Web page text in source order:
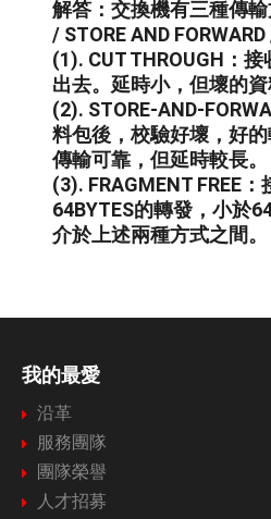
解答：交換機有三種傳
/ STORE AND
(1). CUT THROUGH：
出去。延時小，但壞的資
(2). STORE-AND-
料包後，校驗好壞，好的
傳輸可靠，但延時較長。
(3). FRAGMENT FREE
64BYTES的轉發，小於
介於上述兩種方式之間。
我的最愛
沿革
服務團隊
團隊榮譽
人才招募